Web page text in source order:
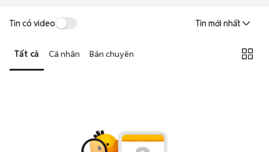
Tin có video Tin mới nhất
Tất cả Cá nhân Bán chuyên